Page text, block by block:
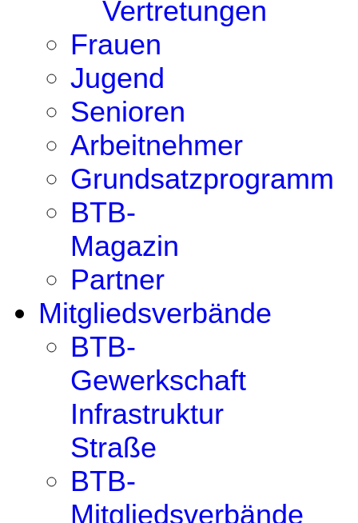
Vertretungen
Frauen
Jugend
Senioren
Arbeitnehmer
Grundsatzprogramm
BTB-
Magazin
Partner
Mitgliedsverbände
BTB-
Gewerkschaft
Infrastruktur
Straße
BTB-
Mitgliedsverbände